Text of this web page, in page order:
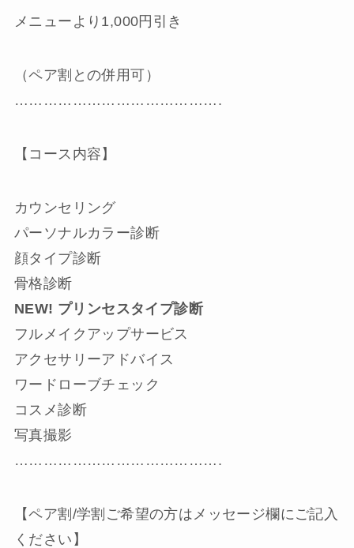
メニューより1,000円引き
（ペア割との併用可）
…………………………………….
【コース内容】
カウンセリング
パーソナルカラー診断
顔タイプ診断
骨格診断
NEW! プリンセスタイプ診断
フルメイクアップサービス
アクセサリーアドバイス
ワードローブチェック
コスメ診断
写真撮影
…………………………………….
【ペア割/学割ご希望の方はメッセージ欄にご記入
ください】